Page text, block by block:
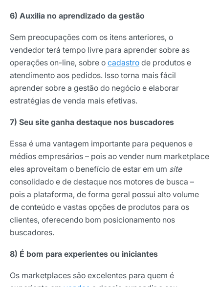
6) Auxilia no aprendizado da gestão
Sem preocupações com os itens anteriores, o
vendedor terá tempo livre para aprender sobre as
operações on-line, sobre o cadastro de produtos e
atendimento aos pedidos. Isso torna mais fácil
aprender sobre a gestão do negócio e elaborar
estratégias de venda mais efetivas.
7) Seu site ganha destaque nos buscadores
Essa é uma vantagem importante para pequenos e
médios empresários – pois ao vender num marketplace
eles aproveitam o benefício de estar em um site
consolidado e de destaque nos motores de busca –
pois a plataforma, de forma geral possui alto volume
de conteúdo e vastas opções de produtos para os
clientes, oferecendo bom posicionamento nos
buscadores.
8) É bom para experientes ou iniciantes
Os marketplaces são excelentes para quem é
Receba os melhores insights da Locaweb
digital que valem a leitura.